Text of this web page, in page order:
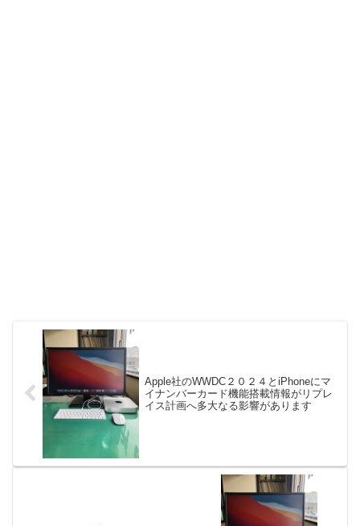
Apple社のWWDC２０２４とiPhoneにマ
イナンバーカード機能搭載情報がリプレ
イス計画へ多大なる影響があります